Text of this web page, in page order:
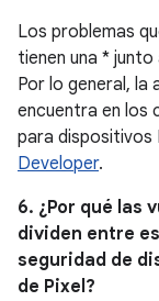
Los problemas
tienen una *
Por lo general, la
encuentra en los
para dispositivos
Developer.
6. ¿Por qué las
dividen entre
seguridad de
de Pixel?